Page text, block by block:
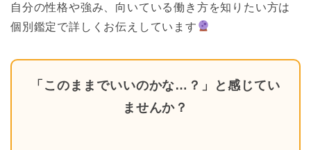
自分の性格や強み、向いている働き方を知りたい方は
個別鑑定で詳しくお伝えしています
「このままでいいのかな…？」と感じてい
ませんか？